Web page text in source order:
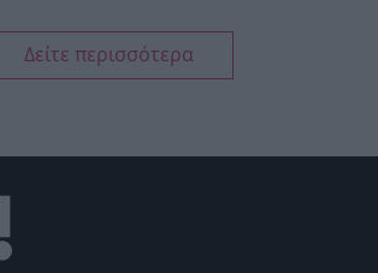
Δείτε περισσότερα